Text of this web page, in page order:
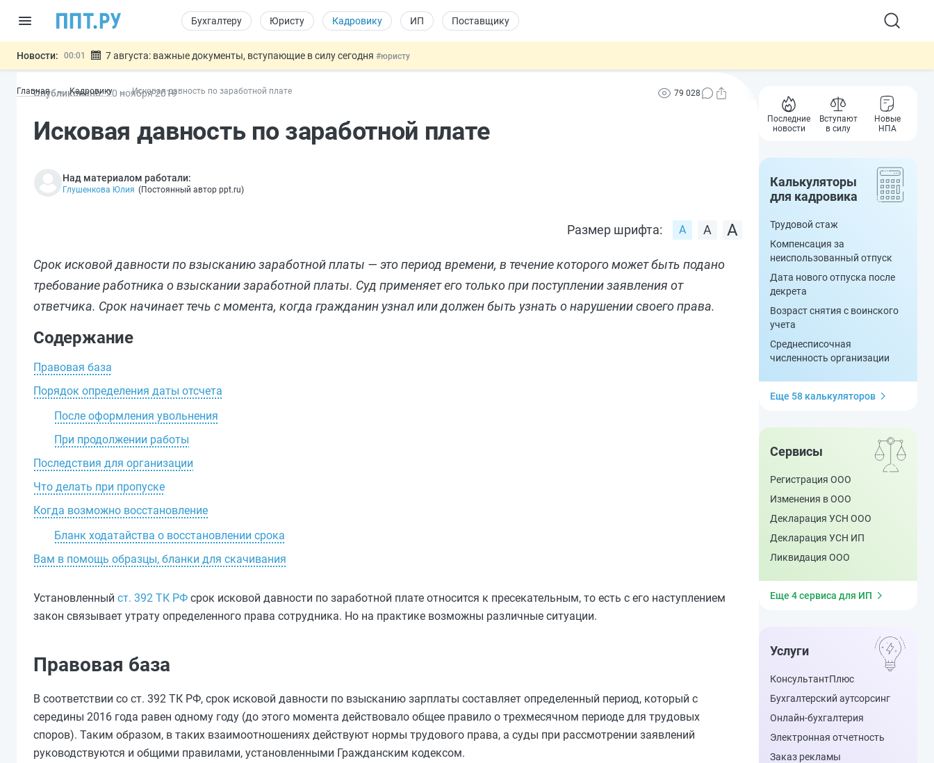
Бухгалтеру Юристу Кадровику ИП Поставщику
Новости: 00:01 7 августа: важные документы, вступающие в силу сегодня #юристу
06.08 Подписан указ об отмене спецрежима для вкладов физлиц из недружественных стран
06.08
Важно Обеспечительный платёж СПОТ могут заменить банковской гарантией #бухгалтеру
Главная Кадровику Исковая давность по заработной плате
Опубликовано: 20 ноября2019 79 028
Исковая давность по заработной плате
Над материалом работали:
Глушенкова Юлия (Постоянный автор ppt.ru)
Размер шрифта:
Срок исковой давности по взысканию заработной платы — это период времени, в течение которого может быть подано
требование работника о взыскании заработной платы. Суд применяет его только при поступлении заявления от
ответчика. Срок начинает течь с момента, когда гражданин узнал или должен быть узнать о нарушении своего права.
Содержание
Правовая база
Порядок определения даты отсчета
После оформления увольнения
При продолжении работы
Последствия для организации
Что делать при пропуске
Когда возможно восстановление
Бланк ходатайства о восстановлении срока
Вам в помощь образцы, бланки для скачивания
Установленный ст. 392 ТК РФ срок исковой давности по заработной плате относится к пресекательным, то есть с его наступлением
закон связывает утрату определенного права сотрудника. Но на практике возможны различные ситуации.
Правовая база
В соответствии со ст. 392 ТК РФ, срок исковой давности по взысканию зарплаты составляет определенный период, который с
середины 2016 года равен одному году (до этого момента действовало общее правило о трехмесячном периоде для трудовых
споров). Таким образом, в таких взаимоотношениях действуют нормы трудового права, а суды при рассмотрении заявлений
руководствуются и общими правилами, установленными Гражданским кодексом.
Последние
новости
Вступают
в силу
Новые
НПА
Калькуляторы
для кадровика
Трудовой стаж
Компенсация за
неиспользованный отпуск
Дата нового отпуска после
декрета
Возраст снятия с воинского
учета
Среднесписочная
численность организации
Еще 58 калькуляторов
Сервисы
Регистрация ООО
Изменения в ООО
Декларация УСН ООО
Декларация УСН ИП
Ликвидация ООО
Еще 4 сервиса для ИП
Услуги
КонсультантПлюс
Бухгалтерский аутсорсинг
Онлайн-бухгалтерия
Электронная отчетность
Заказ рекламы